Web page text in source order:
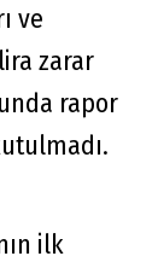
ve
zarar
rapor
ilk